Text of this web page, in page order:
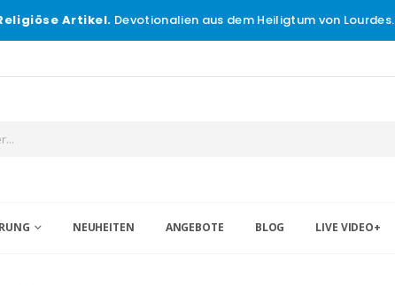
Artikel. Devotionalien aus dem Heiligtum von Lourdes.
NEUHEITEN ANGEBOTE BLOG LIVE VIDEO+